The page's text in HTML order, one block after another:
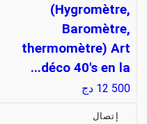
(Hygromètre,
Baromètre,
thermomètre) Art
déco 40's en la...
12 500 دج
إتصال